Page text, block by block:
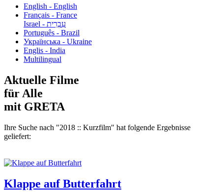
English - English
Français - France
עִבְרִית - Israel
Português - Brazil
Українська - Ukraine
Englis - India
Multilingual
Aktuelle Filme
für Alle
mit GRETA
Ihre Suche nach "2018 :: Kurzfilm" hat folgende Ergebnisse
geliefert:
Klappe auf Butterfahrt